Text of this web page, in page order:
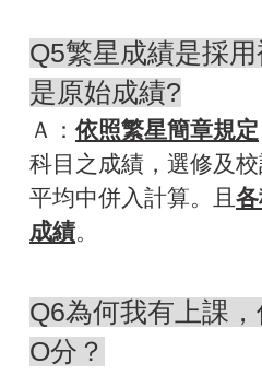
Q5繁星成績是採
是原始成績?
Ａ： 依照繁星簡章規定
科目之成績，選修及
平均中併入計算。且
成績。
Q6為何我有上課
O分？